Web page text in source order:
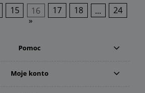
15 16 17 18 ...
24
»
Pomoc
Moje konto